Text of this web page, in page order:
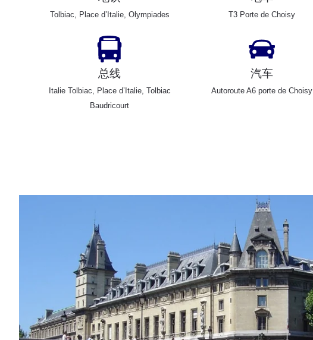
Tolbiac, Place d’Italie, Olympiades T3 Porte de Choisy
总线
Italie Tolbiac, Place d’Italie, Tolbiac
Baudricourt
汽车
Autoroute A6 porte de Choisy